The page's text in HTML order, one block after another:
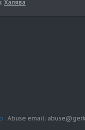
Халява
Abuse email: